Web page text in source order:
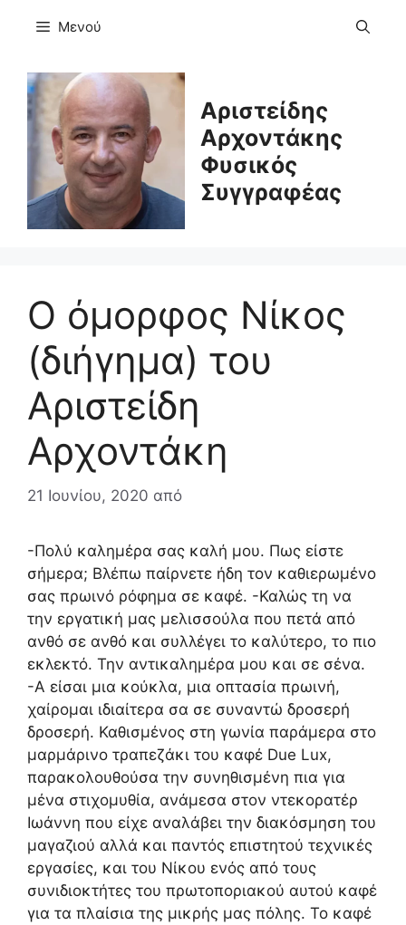
Μενού
Αριστείδης
Αρχοντάκης
Φυσικός
Συγγραφέας
Ο όμορφος Νίκος
(διήγημα) του
Αριστείδη
Αρχοντάκη
21 Ιουνίου, 2020 από
-Πολύ καλημέρα σας καλή μου. Πως είστε
σήμερα; Βλέπω παίρνετε ήδη τον καθιερωμένο
σας πρωινό ρόφημα σε καφέ. -Καλώς τη να
την εργατική μας μελισσούλα που πετά από
ανθό σε ανθό και συλλέγει το καλύτερο, το πιο
εκλεκτό. Την αντικαλημέρα μου και σε σένα.
-Α είσαι μια κούκλα, μια οπτασία πρωινή,
χαίρομαι ιδιαίτερα σα σε συναντώ δροσερή
δροσερή. Καθισμένος στη γωνία παράμερα στο
μαρμάρινο τραπεζάκι του καφέ Due Lux,
παρακολουθούσα την συνηθισμένη πια για
μένα στιχομυθία, ανάμεσα στον ντεκορατέρ
Ιωάννη που είχε αναλάβει την διακόσμηση του
μαγαζιού αλλά και παντός επιστητού τεχνικές
εργασίες, και του Νίκου ενός από τους
συνιδιοκτήτες του πρωτοποριακού αυτού καφέ
για τα πλαίσια της μικρής μας πόλης. Το καφέ